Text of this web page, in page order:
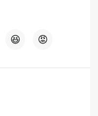
😆 😡